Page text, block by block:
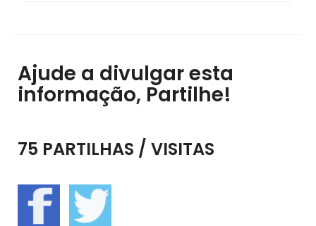
Ajude a divulgar esta
informação, Partilhe!
75 PARTILHAS / VISITAS